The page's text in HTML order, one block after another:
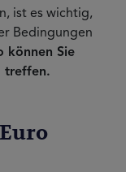
ist es wichtig,
Bedingungen
können Sie
treffen.